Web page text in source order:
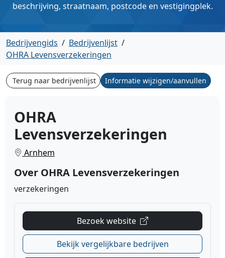
beschrijving, straatnaam, postcode en vestigingplek.
Bedrijvengids / Bedrijvenlijst /
OHRA Levensverzekeringen
Terug naar bedrijvenlijst Informatie wijzigen/aanvullen
OHRA
Levensverzekeringen
Arnhem
Over OHRA Levensverzekeringen
verzekeringen
Bezoek website
Bekijk vergelijkbare bedrijven